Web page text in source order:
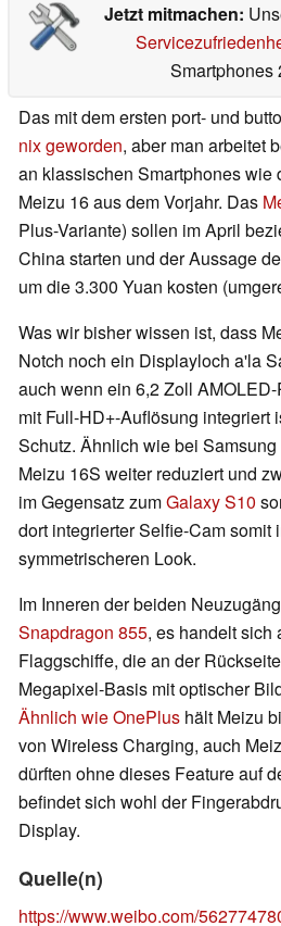
Jetzt mitmachen:
Smartphones
Das mit dem ersten port- und
nix geworden, aber man arbeitet
an klassischen Smartphones wie
Meizu 16 aus dem Vorjahr. Das
Plus-Variante) sollen im April
China starten und der Aussage
um die 3.300 Yuan kosten
Was wir bisher wissen ist, dass
Notch noch ein Displayloch a'la
auch wenn ein 6,2 Zoll
mit Full-HD+-Auflösung integriert
Schutz. Ähnlich wie bei
Meizu 16S weiter reduziert und
im Gegensatz zumGalaxy S10
dort integrierter Selfie-Cam somit
symmetrischeren Look.
Im Inneren der beiden
Snapdragon 855, es handelt sich
Flaggschiffe, die an der
Megapixel-Basis mit optischer
Ähnlich wie OnePlus hält Meizu
von Wireless Charging, auch
dürften ohne dieses Feature auf
befindet sich wohl der
Display.
Quelle(n)
https://www.weibo.com/